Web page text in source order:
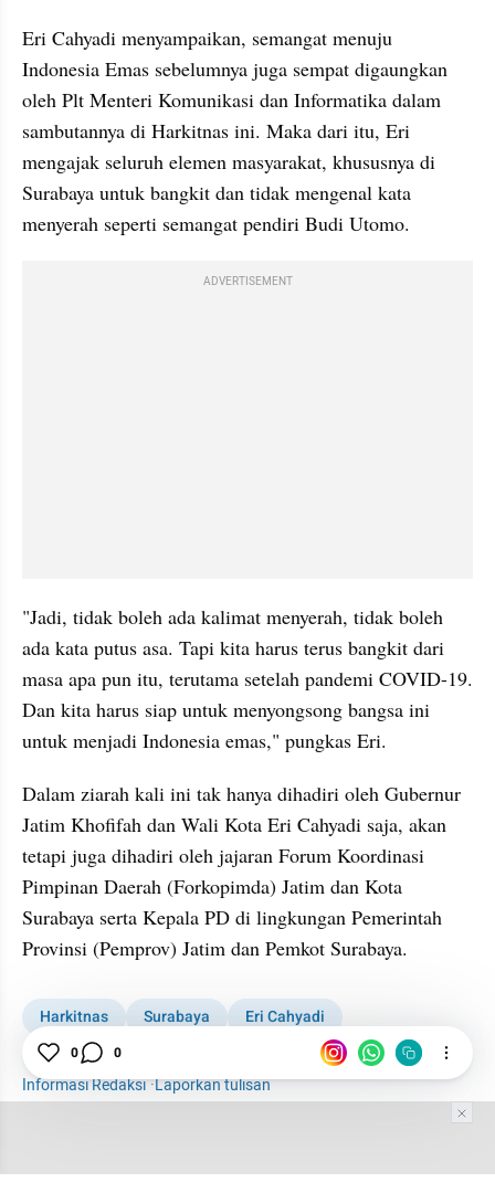
Eri Cahyadi menyampaikan, semangat menuju
Indonesia Emas sebelumnya juga sempat digaungkan
oleh Plt Menteri Komunikasi dan Informatika dalam
sambutannya di Harkitnas ini. Maka dari itu, Eri
mengajak seluruh elemen masyarakat, khususnya di
Surabaya untuk bangkit dan tidak mengenal kata
menyerah seperti semangat pendiri Budi Utomo.
ADVERTISEMENT
"Jadi, tidak boleh ada kalimat menyerah, tidak boleh
ada kata putus asa. Tapi kita harus terus bangkit dari
masa apa pun itu, terutama setelah pandemi COVID-19.
Dan kita harus siap untuk menyongsong bangsa ini
untuk menjadi Indonesia emas," pungkas Eri.
Dalam ziarah kali ini tak hanya dihadiri oleh Gubernur
Jatim Khofifah dan Wali Kota Eri Cahyadi saja, akan
tetapi juga dihadiri oleh jajaran Forum Koordinasi
Pimpinan Daerah (Forkopimda) Jatim dan Kota
Surabaya serta Kepala PD di lingkungan Pemerintah
Provinsi (Pemprov) Jatim dan Pemkot Surabaya.
Harkitnas Surabaya
Eri Cahyadi
Khofifah Indar Parawansa
Informasi Redaksi·Laporkan tulisan
0 0